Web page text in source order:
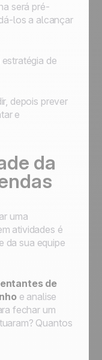
será pré-
los a alcançar
de
depois prever
e
da
uma
atividades é
da sua equipe
de
e analise
fechar um
Quantos